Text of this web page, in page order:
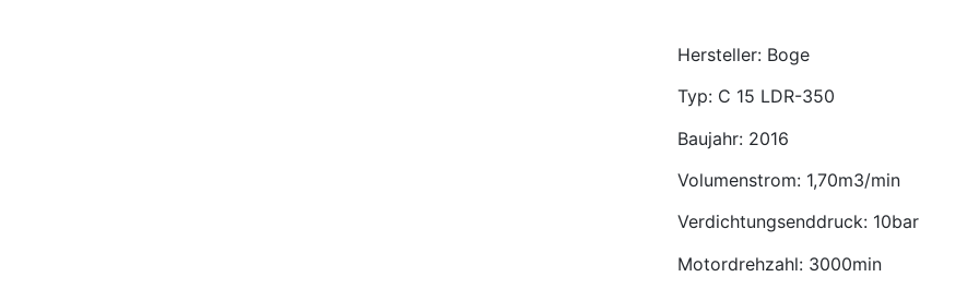
Hersteller: Boge
Typ: C 15 LDR-350
Baujahr: 2016
Volumenstrom: 1,70m3/min
Verdichtungsenddruck: 10bar
Motordrehzahl: 3000min